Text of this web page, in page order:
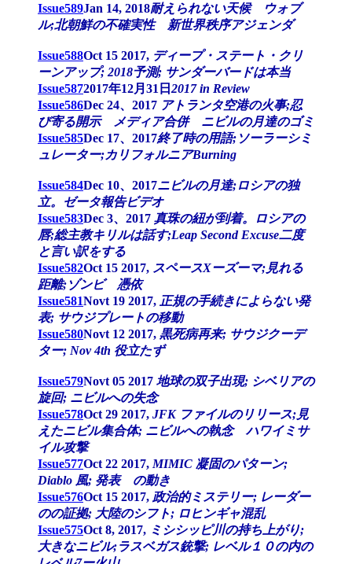
Issue589Jan 14, 2018耐えられない天候 ウォブ
ル;北朝鮮の不確実性 新世界秩序アジェンダ
Issue588Oct 15 2017, ディープ・ステート・クリ
ーンアップ; 2018予測; サンダーバードは本当
Issue5872017年12月31日2017 in Review
Issue586Dec 24、2017 アトランタ空港の火事;忍
び寄る開示 メディア合併 ニビルの月達のゴミ
Issue585Dec 17、2017終了時の用語;ソーラーシミ
ュレーター;カリフォルニアBurning
Issue584Dec 10、2017ニビルの月達;ロシアの独
立。ゼータ報告ビデオ
Issue583Dec 3、2017 真珠の紐が到着。ロシアの
唇;総主教キリルは話す;Leap Second Excuse二度
と言い訳をする
Issue582Oct 15 2017, スペースXーズーマ;見れる
距離;ゾンビ 憑依
Issue581Novt 19 2017, 正規の手続きによらない発
表; サウジプレートの移動
Issue580Novt 12 2017, 黒死病再来; サウジクーデ
ター; Nov 4th 役立たず
Issue579Novt 05 2017 地球の双子出現; シベリアの
旋回; ニビルへの失念
Issue578Oct 29 2017, JFK ファイルのリリース;見
えたニビル集合体; ニビルへの執念 ハワイミサ
イル攻撃
Issue577Oct 22 2017,MIMIC 凝固のパターン;
Diablo 風; 発表 の動き
Issue576Oct 15 2017, 政治的ミステリー; レーダー
のの証拠; 大陸のシフト; ロヒンギャ混乱
Issue575Oct 8, 2017, ミシシッピ川の持ち上がり;
大きなニビル;ラスベガス銃撃; レベル１０の内の